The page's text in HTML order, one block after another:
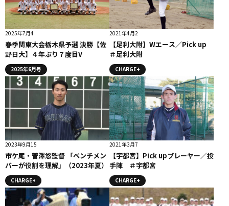
2025年7月4
春季関東大会栃木県予選 決勝【佐
野日大】４年ぶり７度目V
2025年6月号
2021年4月2
【足利大附】Wエース／Pick up
＃足利大附
CHARGE+
2023年9月15
市ケ尾・菅澤悠監督 「ベンチメン
バーが役割を理解」（2023年夏）
CHARGE+
2021年3月7
【宇都宮】Pick upプレーヤー／投
手陣 ＃宇都宮
CHARGE+